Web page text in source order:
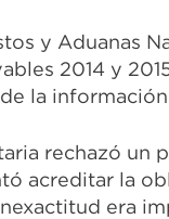
y Aduanas
2014 y
la
rechazó un
acreditar la
era